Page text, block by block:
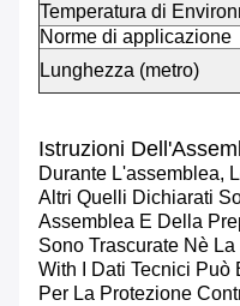
Temperatura di
Norme di applicazione
Lunghezza (metro)
Istruzioni
Durante L'assemblea,
Altri Quelli Dichiarati
Assemblea E Della
Sono Trascurate Nè
With I Dati Tecnici Può
Per La Protezione